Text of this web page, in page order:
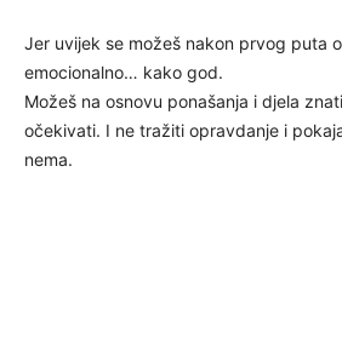
Jer uvijek se možeš nakon prvog puta
emocionalno… kako god.
Možeš na osnovu ponašanja i djela
očekivati. I ne tražiti opravdanje i
nema.